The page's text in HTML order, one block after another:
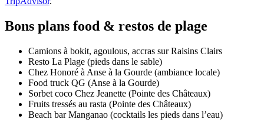
Bons plans food & restos de plage
Camions à bokit, agoulous, accras sur Raisins Clairs
Resto La Plage (pieds dans le sable)
Chez Honoré à Anse à la Gourde (ambiance locale)
Food truck QG (Anse à la Gourde)
Sorbet coco Chez Jeanette (Pointe des Châteaux)
Fruits tressés au rasta (Pointe des Châteaux)
Beach bar Manganao (cocktails les pieds dans l’eau)